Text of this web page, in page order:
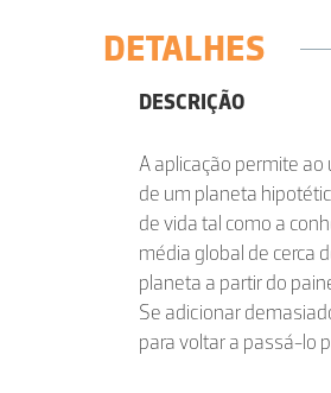
DETALHES
DESCRIÇÃO
A aplicação permite
de um planeta
de vida tal como a
média global de cerca
planeta a partir do
Se adicionar
para voltar a passá-lo